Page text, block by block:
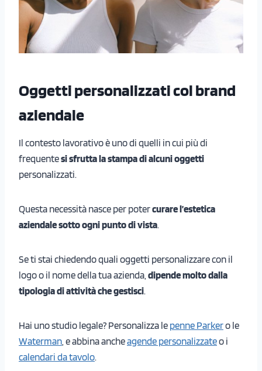
Oggetti personalizzati col brand
aziendale
Il contesto lavorativo è uno di quelli in cui più di
frequentesi sfrutta la stampa di alcuni oggetti
personalizzati.
Questa necessità nasce per potercurare l’estetica
aziendale sotto ogni punto di vista.
Se ti stai chiedendo quali oggetti personalizzare con il
logo o il nome della tua azienda, dipende molto dalla
tipologia di attività che gestisci.
Hai uno studio legale? Personalizza le penne Parkero le
Waterman , e abbina ancheagende personalizzateo i
calendari da tavolo.